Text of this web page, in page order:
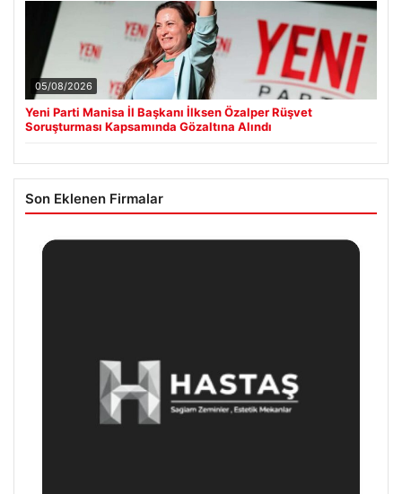
05/08/2026
Yeni Parti Manisa İl Başkanı İlksen Özalper Rüşvet
Soruşturması Kapsamında Gözaltına Alındı
Son Eklenen Firmalar